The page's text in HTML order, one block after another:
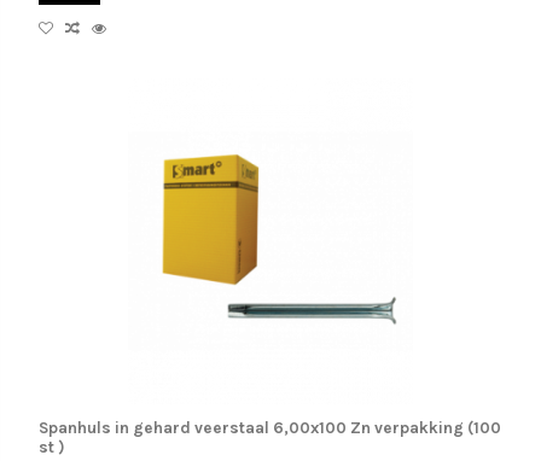
Spanhuls in gehard veerstaal 6,00x100 Zn verpakking (100
st )